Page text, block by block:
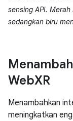
sensing API.
sedangkan biru
WebXR
Menambahkan
meningkatkan